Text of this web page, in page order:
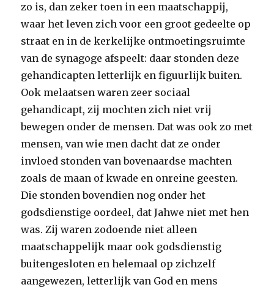
zo is, dan zeker toen in een maatschappij,
waar het leven zich voor een groot gedeelte op
straat en in de kerkelijke ontmoetingsruimte
van de synagoge afspeelt: daar stonden deze
gehandicapten letterlijk en figuurlijk buiten.
Ook melaatsen waren zeer sociaal
gehandicapt, zij mochten zich niet vrij
bewegen onder de mensen. Dat was ook zo met
mensen, van wie men dacht dat ze onder
invloed stonden van bovenaardse machten
zoals de maan of kwade en onreine geesten.
Die stonden bovendien nog onder het
godsdienstige oordeel, dat Jahwe niet met hen
was. Zij waren zodoende niet alleen
maatschappelijk maar ook godsdienstig
buitengesloten en helemaal op zichzelf
aangewezen, letterlijk van God en mens